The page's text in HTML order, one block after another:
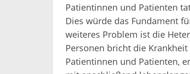
Patientinnen und Patienten
Dies würde das Fundament
weiteres Problem ist die
Personen bricht die
Patientinnen und Patienten,